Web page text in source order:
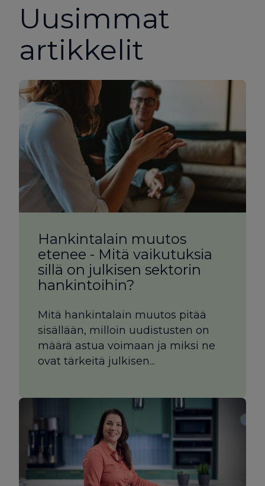
Uusimmat
artikkelit
Hankintalain muutos
etenee - Mitä vaikutuksia
sillä on julkisen sektorin
hankintoihin?
Mitä hankintalain muutos pitää
sisällään, milloin uudistusten on
määrä astua voimaan ja miksi ne
ovat tärkeitä julkisen...